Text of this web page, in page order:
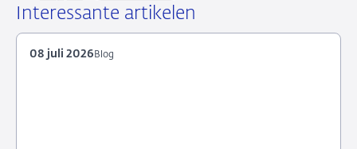
LinkedIn
X
Facebook
e-
Interessante artikelen
Blog
08 juli 2026